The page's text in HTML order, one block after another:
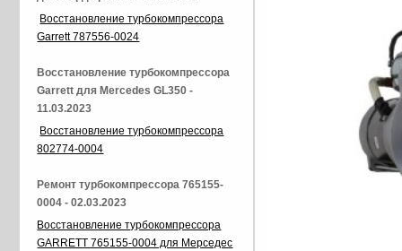
Восстановление турбокомпрессора
Garrett 787556-0024
Восстановление турбокомпрессора
Garrett для Mercedes GL350 -
11.03.2023
Восстановление турбокомпрессора
802774-0004
Ремонт турбокомпрессора 765155-
0004 - 02.03.2023
Восстановление турбокомпрессора
GARRETT 765155-0004 для Мерседес